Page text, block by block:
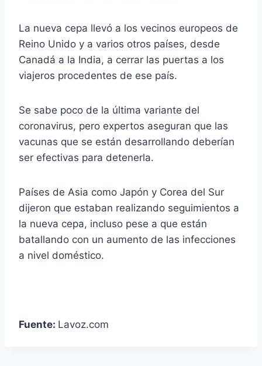
La nueva cepa llevó a los vecinos europeos de
Reino Unido y a varios otros países, desde
Canadá a la India, a cerrar las puertas a los
viajeros procedentes de ese país.
Se sabe poco de la última variante del
coronavirus, pero expertos aseguran que las
vacunas que se están desarrollando deberían
ser efectivas para detenerla.
Países de Asia como Japón y Corea del Sur
dijeron que estaban realizando seguimientos a
la nueva cepa, incluso pese a que están
batallando con un aumento de las infecciones
a nivel doméstico.
Fuente: Lavoz.com